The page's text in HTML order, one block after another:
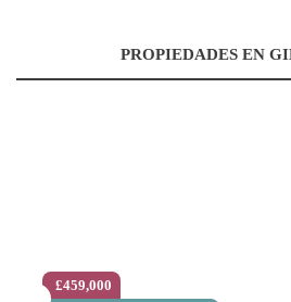
PROPIEDADES EN
£459,000